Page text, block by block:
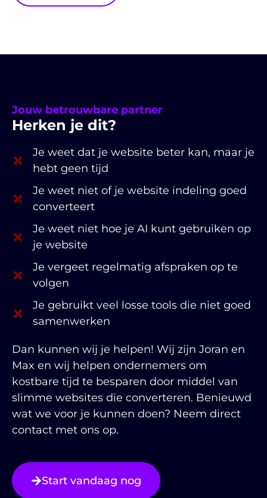
Jouw betrouwbare partner
Herken je dit?
Je weet dat je website beter kan, maar je
hebt geen tijd
Je weet niet of je website indeling goed
converteert
Je weet niet hoe je AI kunt gebruiken op
je website
Je vergeet regelmatig afspraken op te
volgen
Je gebruikt veel losse tools die niet goed
samenwerken
Dan kunnen wij je helpen! Wij zijn Joran en
Max en wij helpen ondernemers om
kostbare tijd te besparen door middel van
slimme websites die converteren. Benieuwd
wat we voor je kunnen doen? Neem direct
contact met ons op.
Start vandaag nog